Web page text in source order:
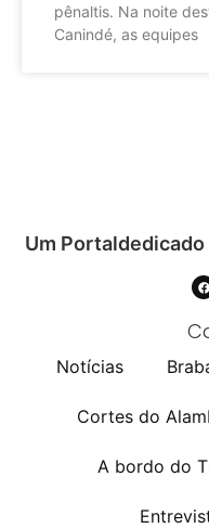
pênaltis. Na noite
Canindé, as equipes
Um
Notícias
Cortes do
A bordo do